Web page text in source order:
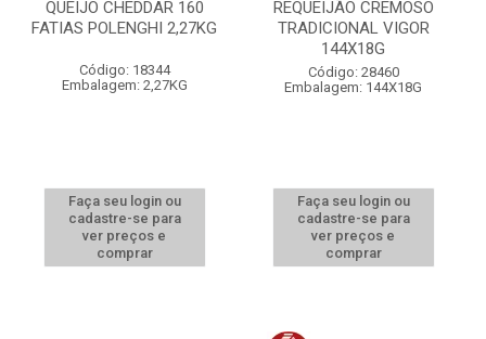
QUEIJO CHEDDAR 160
FATIAS POLENGHI 2,27KG
Código: 18344
Embalagem: 2,27KG
Faça seu login ou
cadastre-se para
ver preços e
comprar
REQUEIJÃO CREMOSO
TRADICIONAL VIGOR
144X18G
Código: 28460
Embalagem: 144X18G
Faça seu login ou
cadastre-se para
ver preços e
comprar